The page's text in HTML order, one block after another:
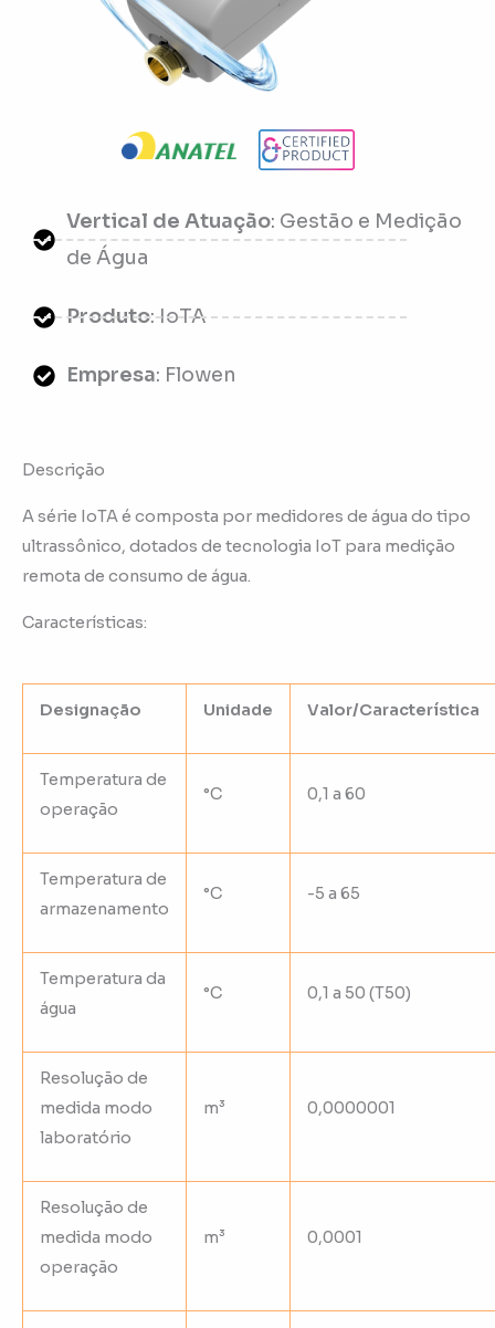
Vertical de Atuação: Gestão e Medição
de Água
Produto: IoTA
Empresa: Flowen
Descrição
A série IoTA é composta por medidores de água do tipo
ultrassônico, dotados de tecnologia IoT para medição
remota de consumo de água.
Características:
Designação Unidade Valor/Característica
Temperatura de
operação
°C 0,1 a 60
Temperatura de
armazenamento
°C -5 a 65
Temperatura da
água
°C 0,1 a 50 (T50)
Resolução de
medida modo
laboratório
m³ 0,0000001
Resolução de
medida modo
operação
m³ 0,0001